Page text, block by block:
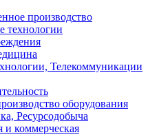
производство
технологии
Телекоммуникации
оборудования
Ресурсодобыча
коммерческая